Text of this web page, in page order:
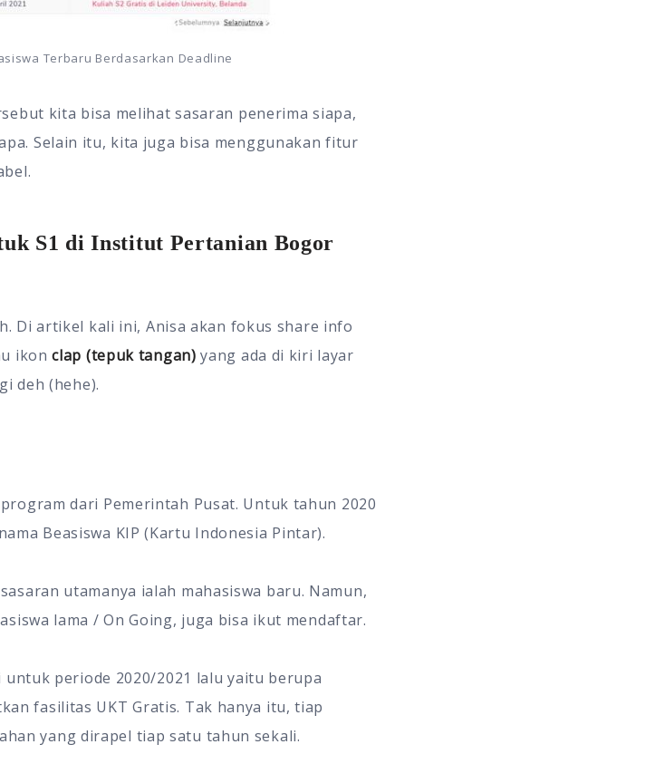
Terbaru Berdasarkan Deadline
kita bisa melihat sasaran penerima siapa,
Selain itu, kita juga bisa menggunakan fitur
S1 di Institut Pertanian Bogor
Di artikel kali ini, Anisa akan fokus share info
ikonclap (tepuk tangan) yang ada di kiri layar
deh (hehe).
dari Pemerintah Pusat. Untuk tahun 2020
Beasiswa KIP (Kartu Indonesia Pintar).
utamanya ialah mahasiswa baru. Namun,
lama / On Going, juga bisa ikut mendaftar.
periode 2020/2021 lalu yaitu berupa
fasilitas UKT Gratis. Tak hanya itu, tiap
yang dirapel tiap satu tahun sekali.